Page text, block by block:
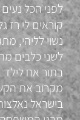
לפני הכל
קוראים לי רז
נשוי לליהי,
לשני כלבים
בתור אח לילד
מקרוב את
בישראל